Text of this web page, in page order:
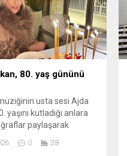
80. yaş gününü
usta sesi Ajda
yaşını kutladığı anlara
paylaşarak
etti.
0 38